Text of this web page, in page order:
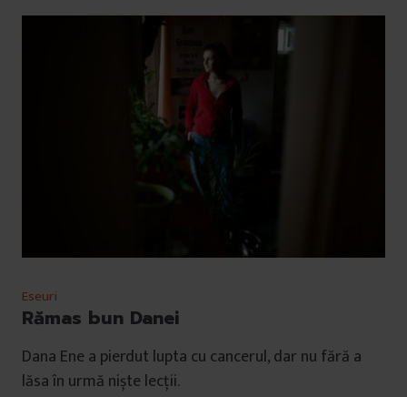
Eseuri
Rămas bun Danei
Dana Ene a pierdut lupta cu cancerul, dar nu fără a
lăsa în urmă niște lecții.